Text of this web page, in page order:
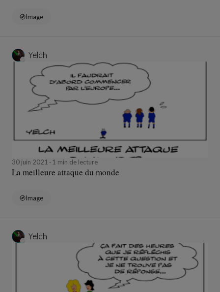
Image
Yelch
30 juin 2021 1 min de lecture
La meilleure attaque du monde
Image
Yelch